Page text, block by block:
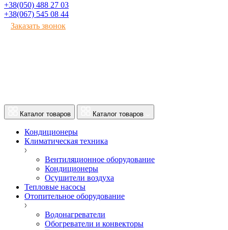
+38(050) 488 27 03
+38(067) 545 08 44
Заказать звонок
Каталог товаров Каталог товаров
Кондиционеры
Климатическая техника
Вентиляционное оборудование
Кондиционеры
Осушители воздуха
Тепловые насосы
Отопительное оборудование
Водонагреватели
Обогреватели и конвекторы